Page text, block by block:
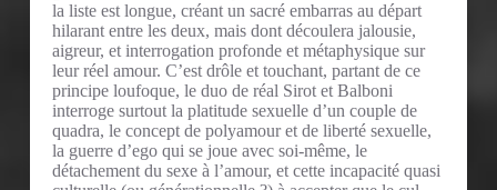
la liste est longue, créant un sacré embarras au départ
hilarant entre les deux, mais dont découlera jalousie,
aigreur, et interrogation profonde et métaphysique sur
leur réel amour. C’est drôle et touchant, partant de ce
principe loufoque, le duo de réal Sirot et Balboni
interroge surtout la platitude sexuelle d’un couple de
quadra, le concept de polyamour et de liberté sexuelle,
la guerre d’ego qui se joue avec soi-même, le
détachement du sexe à l’amour, et cette incapacité quasi